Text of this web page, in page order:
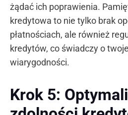
żądać ich poprawienia.
kredytowa to nie tylko brak
płatnościach, ale również
kredytów, co świadczy o
wiarygodności.
Krok 5: